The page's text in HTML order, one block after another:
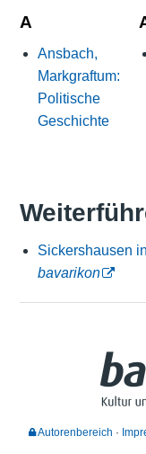
A
Ansbach,
Markgraftum:
Politische
Geschichte
Sickershausen
bavarikon
Autorenbereich